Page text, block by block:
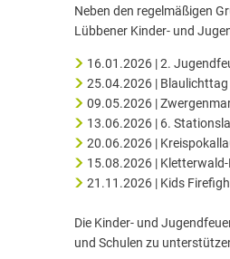
Neben den regelmäßigen
Lübbener Kinder- und
16.01.2026 | 2.
25.04.2026 | Blaulichttag
09.05.2026 |
13.06.2026 | 6.
20.06.2026 |
15.08.2026 |
21.11.2026 | Kids
Die Kinder- und
und Schulen zu